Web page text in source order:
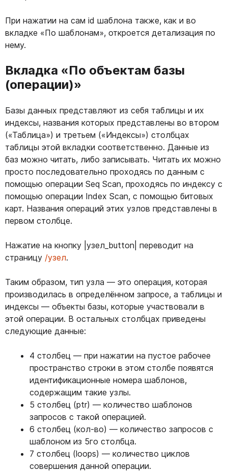
При нажатии на сам id шаблона также, как и во
вкладке «По шаблонам», откроется детализация по
нему.
Вкладка «По объектам базы
(операции)»
Базы данных представляют из себя таблицы и их
индексы, названия которых представлены во втором
(«Таблица») и третьем («Индексы») столбцах
таблицы этой вкладки соответственно. Данные из
баз можно читать, либо записывать. Читать их можно
просто последовательно проходясь по данным с
помощью операции Seq Scan, проходясь по индексу с
помощью операции Index Scan, с помощью битовых
карт. Названия операций этих узлов представлены в
первом столбце.
Нажатие на кнопку |узел_button| переводит на
страницу /узел.
Таким образом, тип узла — это операция, которая
производилась в определённом запросе, а таблицы и
индексы — объекты базы, которые участвовали в
этой операции. В остальных столбцах приведены
следующие данные:
4 столбец — при нажатии на пустое рабочее
пространство строки в этом столбе появятся
идентификационные номера шаблонов,
содержащим такие узлы.
5 столбец (ptr) — количество шаблонов
запросов с такой операцией.
6 столбец (кол-во) — количество запросов с
шаблоном из 5го столбца.
7 столбец (loops) — количество циклов
совершения данной операции.